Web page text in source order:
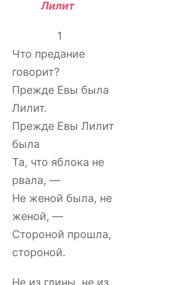
Лилит
1
Что предание
говорит?
Прежде Евы была
Лилит.
Прежде Евы Лилит
была
Та, что яблока не
рвала, —
Не женой была, не
женой, —
Стороной прошла,
стороной.
Не из глины, не из